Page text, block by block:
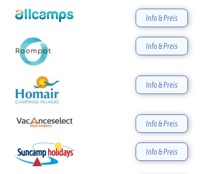
Info & Preis
Info & Preis
Info & Preis
Info & Preis
Info & Preis